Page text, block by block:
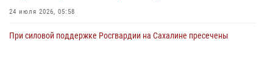
24 июля 2026, 05:58
При силовой поддержке Росгвардии на Сахалине пресечены